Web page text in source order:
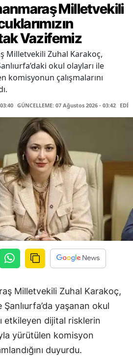
Milletvekili
Vazifemiz
Milletvekili Zuhal Karakoç,
okul olayları ile
komisyonun çalışmalarını
GÜNCELLEME: 07 Ağustos 2026 - 03:42
Milletvekili Zuhal Karakoç,
yaşanan okul
etkileyen dijital risklerin
yürütülen komisyon
duyurdu.